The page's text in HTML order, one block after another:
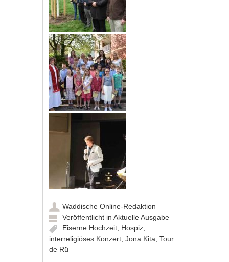
Waddische Online-Redaktion
Veröffentlicht inAktuelle Ausgabe
Eiserne Hochzeit Hospiz
interreligiöses Konzert ,Jona Kita ,Tour
de Rü